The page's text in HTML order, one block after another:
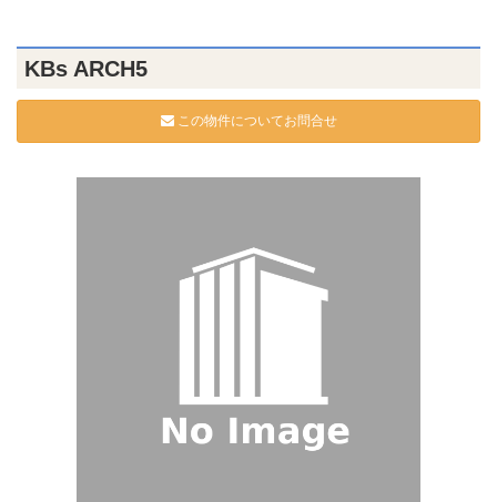
KBs ARCH5
この物件についてお問合せ